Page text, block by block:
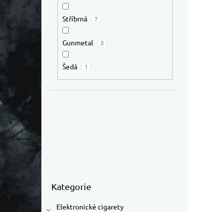
Stříbrná 7
Gunmetal 3
Šedá 1
Kategorie
Elektronické cigarety